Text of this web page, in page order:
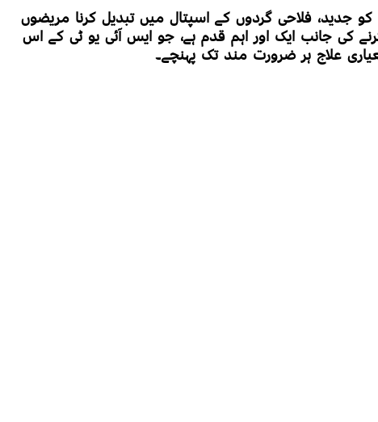
جدید، فلاحی گردوں کے اسپتال میں تبدیل کرنا مریضوں
کی جانب ایک اور اہم قدم ہے، جو ایس آئی یو ٹی کے اس
علاج ہر ضرورت مند تک پہنچے۔